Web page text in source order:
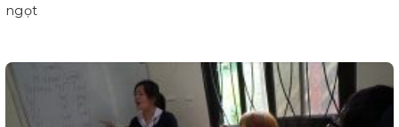
ngọt